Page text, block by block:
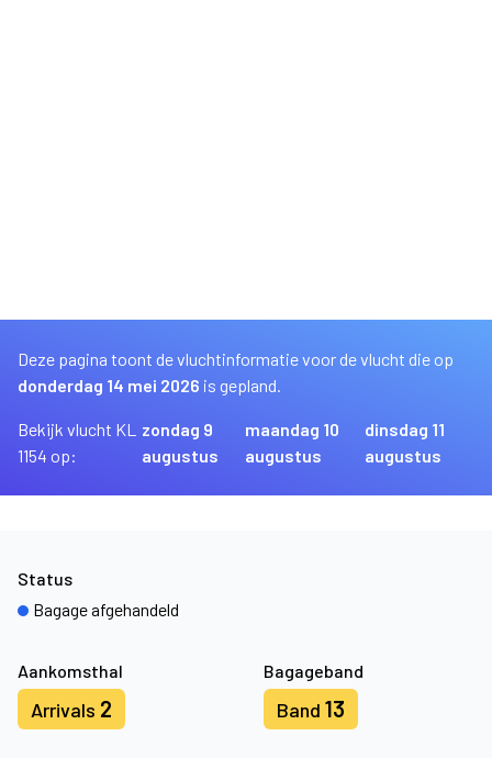
Deze pagina toont de vluchtinformatie voor de vlucht die op
donderdag 14 mei 2026 is gepland.
Bekijk vlucht KL
1154 op:
zondag 9
augustus
maandag 10
augustus
dinsdag 11
augustus
Aankomsthal
Arrivals 2
Bagageband
Band 13
Status
Bagage afgehandeld